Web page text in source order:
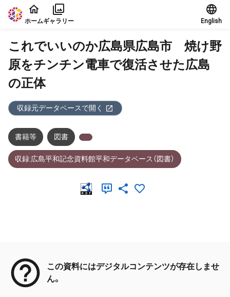
本文に飛ぶ
ホームギャラリー English
これでいいのか広島県広島市 焼け野
原をチンチン電車で復活させた広島
の正体
収録元データベースで開く
書籍等 図書
収録:広島平和記念資料館平和データベース（図書）
この資料にはデジタルコンテンツが存在しませ
ん。